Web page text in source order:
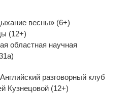
весны» (6+)
(12+)
областная научная
разговорный клуб
Кузнецовой (12+)